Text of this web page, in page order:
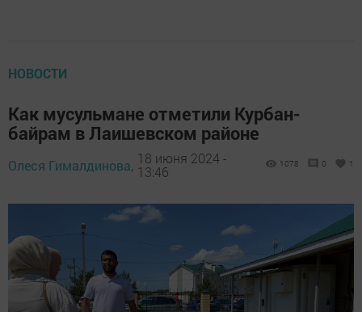
НОВОСТИ
Как мусульмане отметили Курбан-
байрам в Лаишевском районе
Олеся Гималдинова, 18 июня 2024 -
13:46
1078 0 1